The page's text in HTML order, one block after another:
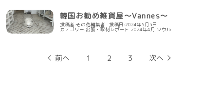
韓国お勧め雑貨屋～Vannes～
投稿者:その他編集者 投稿日:2024年5月5日
カテゴリー:出張・取材レポート 2024年4月 ソウル
前へ 1 2 3 次へ